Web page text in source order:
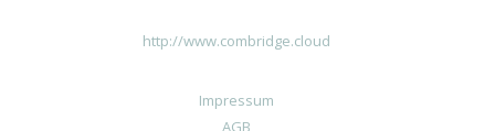
http://www.combridge.cloud
Impressum
AGB